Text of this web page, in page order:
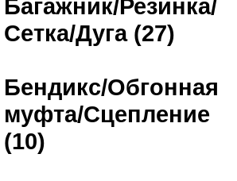
Багажник/Резинка/
Сетка/Дуга (27)
Бендикс/Обгонная
муфта/Сцепление
(10)